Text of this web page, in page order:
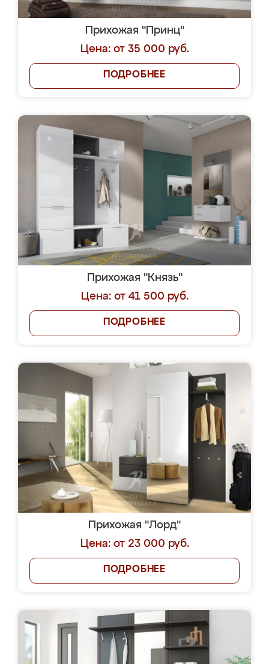
Прихожая "Принц"
Цена: от 35 000 руб.
ПОДРОБНЕЕ
Прихожая "Князь"
Цена: от 41 500 руб.
ПОДРОБНЕЕ
Прихожая "Лорд"
Цена: от 23 000 руб.
ПОДРОБНЕЕ